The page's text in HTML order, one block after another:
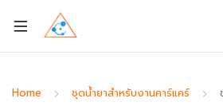
Home ชุดน้ำยาสำหรับงานคาร์แคร์